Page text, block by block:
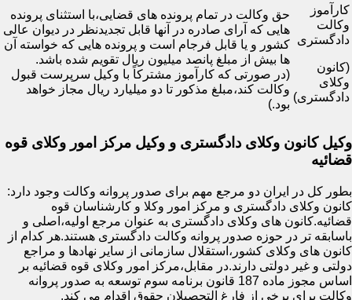
کارآموز
وکالت
دادگستری
(کانون
وکلای
دادگستری)
حق وکالت در تمام پرونده های قضایی،با استثنای پرونده
هایی که آرای صادره در آنها قابل تجدیدنظر در دیوان عالی
کشور و یا قابل فرجام است و پرونده هایی که خواسته آن
ها بیش از مبلغ پانصد میلیون ریال تقویم شده باشد.
(در صورتی که کارآموز مشترکاً با وکیل سرپرست قبول
وکالت کند،مبلغ مذکور تا دو میلیارد ریال مجاز خواهد
بود.)
وکیل کانون وکلای دادگستری و وکیل مرکز امور وکلای قوه
قضائیه
بطور کل در ایران دو مرجع مهم برای صدور پروانه وکالت وجود دارد:
کانون وکلای دادگستری و مرکز امور وکلا و کارشناسان قوه
قضائیه.کانون های وکلای دادگستری به عنوان مرجع اولیه،اصلی و
باسابقه تر در حوزه صدور پروانه وکالت دادگستری هستند.هر کدام از
کانون های وکلای کشور،استقلال سازمانی از سایر نهادها و مراجع
دولتی و غیر دولتی دارند.در مقابل،مرکز امور وکلای قوه قضائیه بر
اساس مجوز ماده 187 قانون برنامه سوم توسعه به صدور پروانه
وکالت برای برخی از فارغ التحصیلان حقوق اقدام می کند.